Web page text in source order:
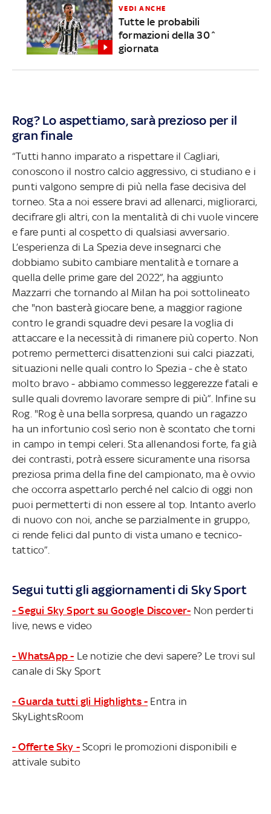
VEDI ANCHE
Tutte le probabili
formazioni della 30^
giornata
Rog? Lo aspettiamo, sarà prezioso per il
gran finale
“Tutti hanno imparato a rispettare il Cagliari,
conoscono il nostro calcio aggressivo, ci studiano e i
punti valgono sempre di più nella fase decisiva del
torneo. Sta a noi essere bravi ad allenarci, migliorarci,
decifrare gli altri, con la mentalità di chi vuole vincere
e fare punti al cospetto di qualsiasi avversario.
L’esperienza di La Spezia deve insegnarci che
dobbiamo subito cambiare mentalità e tornare a
quella delle prime gare del 2022”, ha aggiunto
Mazzarri che tornando al Milan ha poi sottolineato
che "non basterà giocare bene, a maggior ragione
contro le grandi squadre devi pesare la voglia di
attaccare e la necessità di rimanere più coperto. Non
potremo permetterci disattenzioni sui calci piazzati,
situazioni nelle quali contro lo Spezia - che è stato
molto bravo - abbiamo commesso leggerezze fatali e
sulle quali dovremo lavorare sempre di più”. Infine su
Rog. "Rog è una bella sorpresa, quando un ragazzo
ha un infortunio così serio non è scontato che torni
in campo in tempi celeri. Sta allenandosi forte, fa già
dei contrasti, potrà essere sicuramente una risorsa
preziosa prima della fine del campionato, ma è ovvio
che occorra aspettarlo perché nel calcio di oggi non
puoi permetterti di non essere al top. Intanto averlo
di nuovo con noi, anche se parzialmente in gruppo,
ci rende felici dal punto di vista umano e tecnico-
tattico”.
Segui tutti gli aggiornamenti di Sky Sport
- Segui Sky Sport su Google Discover- Non perderti
live, news e video
- WhatsApp - Le notizie che devi sapere? Le trovi sul
canale di Sky Sport
- Guarda tutti gli Highlights - Entra in
SkyLightsRoom
- Offerte Sky - Scopri le promozioni disponibili e
attivale subito